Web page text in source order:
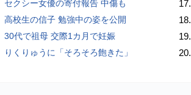
セクシー女優の寄付報告 中傷も
高校生の信子 勉強中の姿を公開
30代で祖母 交際1カ月で妊娠
りくりゅうに「そろそろ飽きた」
17.
18.
19.
20.